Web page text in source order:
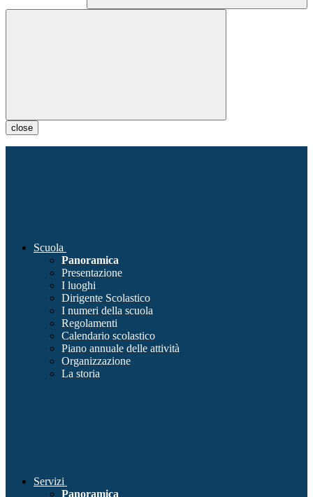
close
Scuola
Panoramica
Presentazione
I luoghi
Dirigente Scolastico
I numeri della scuola
Regolamenti
Calendario scolastico
Piano annuale delle attività
Organizzazione
La storia
Servizi
Panoramica